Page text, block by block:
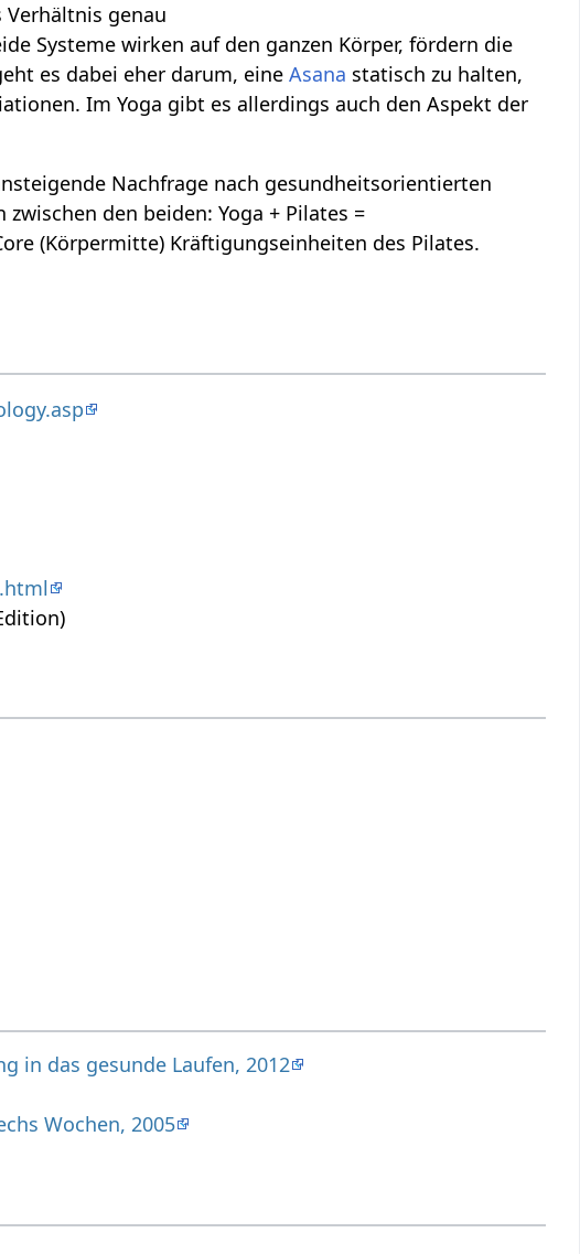
genau
Systeme wirken auf den ganzen Körper, fördern die
es dabei eher darum, eineAsana statisch zu halten,
Im Yoga gibt es allerdings auch den Aspekt der
Nachfrage nach gesundheitsorientierten
den beiden: Yoga + Pilates =
(Körpermitte) Kräftigungseinheiten des Pilates.
in das gesunde Laufen, 2012
Wochen, 2005